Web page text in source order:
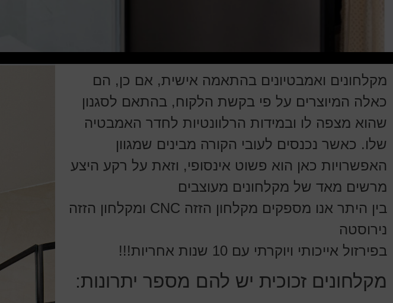
מקלחונים ואמבטיונים בהתאמה אישית, אם כן, הם
כאלה המיוצרים על פי בקשת הלקוח, בהתאם לסגנון
שהוא מצפה לו ובמידות הרלוונטיות לחדר האמבטיה
שלו. כאשר נכנסים לעובי הקורה מבינים שמגוון
האפשרויות כאן הוא פשוט אינסופי, וזאת על רקע היצע
מרשים מאד של מקלחונים מעוצבים
בין היתר אנו מספקים מקלחון הזזה CNC ומקלחון הזזה
נירוסטה
בפירזול אייכותי ויוקרתי עם 10 שנות אחריות!!!
מקלחונים זכוכית יש להם מספר יתרונות: